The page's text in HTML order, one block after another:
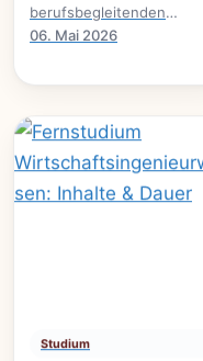
berufsbegleitenden
Erwerb akademischer
06. Mai 2026
Studium